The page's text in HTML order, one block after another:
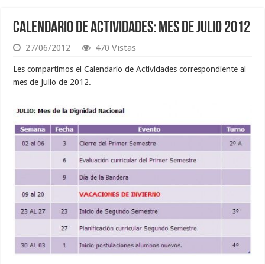
Calendario de Actividades: Mes de Julio 2012
27/06/2012 470 Vistas
Les compartimos el Calendario de Actividades correspondiente al
mes de Julio de 2012.